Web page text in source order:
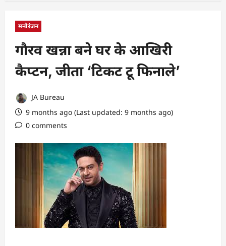
मनोरंजन
गौरव खन्ना बने घर के आखिरी
कैप्टन, जीता ‘टिकट टू फिनाले’
JA Bureau
9 months ago (Last updated: 9 months ago)
0 comments